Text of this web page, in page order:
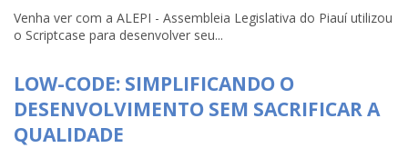
Venha ver com a ALEPI - Assembleia Legislativa do Piauí utilizou
o Scriptcase para desenvolver seu...
LOW-CODE: SIMPLIFICANDO O
DESENVOLVIMENTO SEM SACRIFICAR A
QUALIDADE